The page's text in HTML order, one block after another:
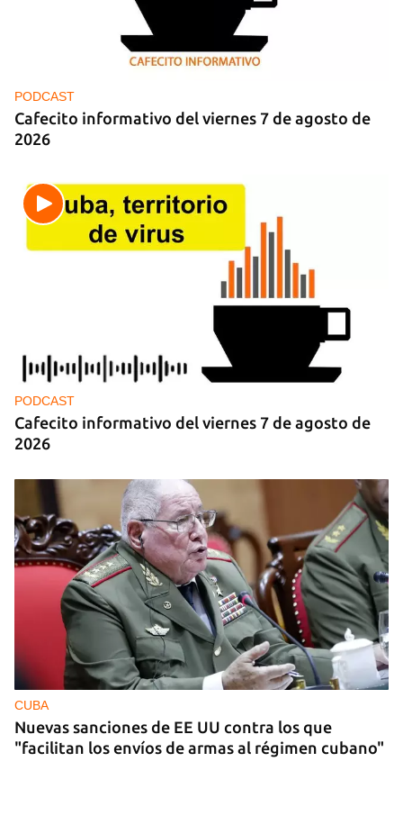
La hija de un diplomático castrista expulsado de
PODCAST
Cafecito informativo del viernes 7 de agosto de
2026
PODCAST
Cafecito informativo del viernes 7 de agosto de
2026
CUBA
Nuevas sanciones de EE UU contra los que
"facilitan los envíos de armas al régimen cubano"